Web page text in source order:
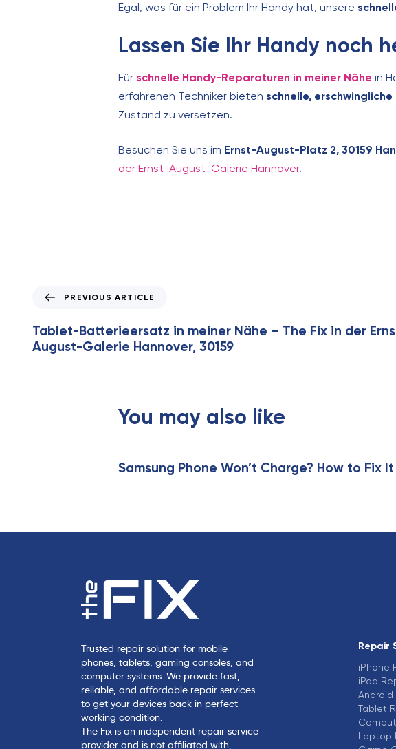
Egal, was für ein Problem Ihr Handy hat, unsere
Lassen Sie Ihr Handy noch
Für schnelle Handy-Reparaturen in meiner Nähe in
erfahrenen Techniker bieten schnelle,
Zustand zu versetzen.
Besuchen Sie uns im Ernst-August-Platz 2, 30159
der Ernst-August-Galerie Hannover.
e
v
i
PREVIOUS ARTICLE
Tablet-Batterieersatz in meiner Nähe – The Fix in der
August-Galerie Hannover, 30159
You may also like
Samsung Phone Won’t Charge? How to Fix It
Trusted repair solution for mobile
phones, tablets, gaming consoles, and
computer systems. We provide fast,
reliable, and affordable repair services
to get your devices back in perfect
working condition.
The Fix is an independent repair service
provider and is not affiliated with,
Repair
iPhone
iPad
Android
Tablet
Laptop